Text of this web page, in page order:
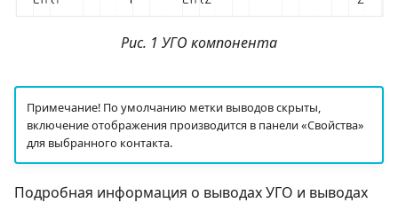
Рис. 1 УГО компонента
Примечание! По умолчанию метки выводов скрыты,
включение отображения производится в панели «Свойства»
для выбранного контакта.
Подробная информация о выводах УГО и выводах